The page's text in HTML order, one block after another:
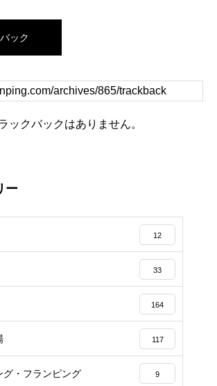
ック
ックバックはありません。
ー
12
33
164
117
グ・フランピング 9